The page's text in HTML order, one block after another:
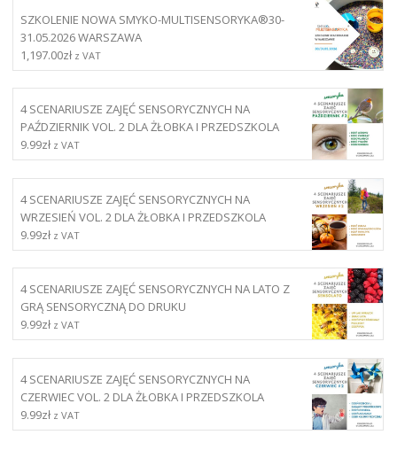
SZKOLENIE NOWA SMYKO-MULTISENSORYKA®30-
31.05.2026 WARSZAWA
1,197.00zł z VAT
4 SCENARIUSZE ZAJĘĆ SENSORYCZNYCH NA
PAŹDZIERNIK VOL. 2 DLA ŻŁOBKA I PRZEDSZKOLA
9.99zł z VAT
4 SCENARIUSZE ZAJĘĆ SENSORYCZNYCH NA
WRZESIEŃ VOL. 2 DLA ŻŁOBKA I PRZEDSZKOLA
9.99zł z VAT
4 SCENARIUSZE ZAJĘĆ SENSORYCZNYCH NA LATO Z
GRĄ SENSORYCZNĄ DO DRUKU
9.99zł z VAT
4 SCENARIUSZE ZAJĘĆ SENSORYCZNYCH NA
CZERWIEC VOL. 2 DLA ŻŁOBKA I PRZEDSZKOLA
9.99zł z VAT